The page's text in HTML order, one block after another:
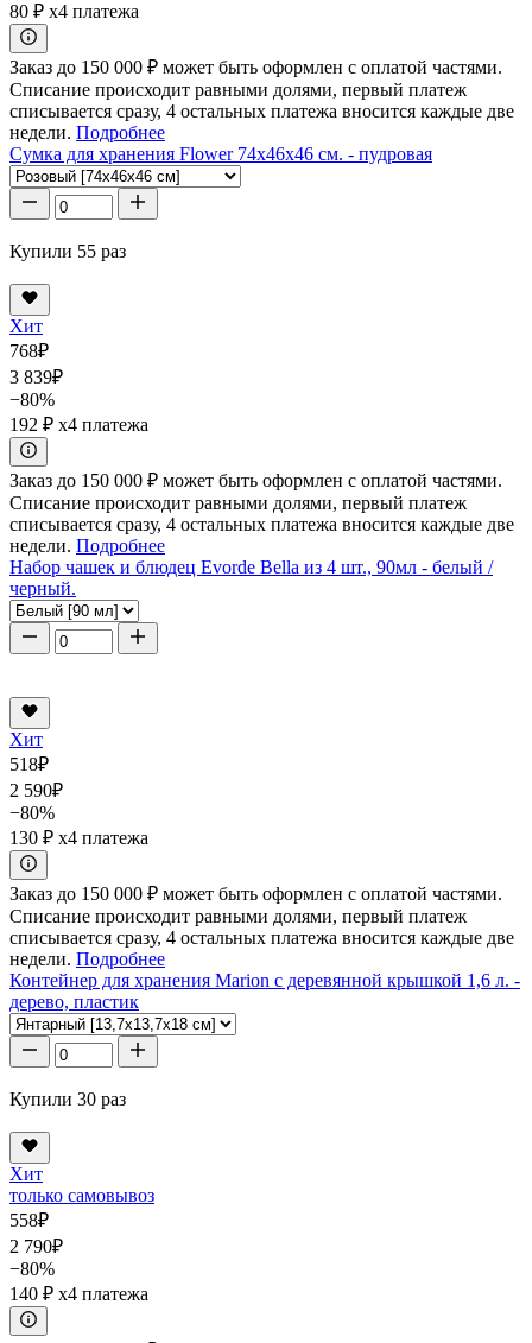
80 ₽ x4 платежа
Заказ до 150 000 ₽ может быть оформлен с оплатой частями.
Списание происходит равными долями, первый платеж
списывается сразу, 4 остальных платежа вносится каждые две
недели. Подробнее
Сумка для хранения Flower 74x46x46 см. - пудровая
Купили 55 раз
Хит
768₽
3 839₽
−80%
192 ₽ x4 платежа
Заказ до 150 000 ₽ может быть оформлен с оплатой частями.
Списание происходит равными долями, первый платеж
списывается сразу, 4 остальных платежа вносится каждые две
недели. Подробнее
Набор чашек и блюдец Evorde Bella из 4 шт., 90мл - белый /
черный.
Хит
518₽
2 590₽
−80%
130 ₽ x4 платежа
Заказ до 150 000 ₽ может быть оформлен с оплатой частями.
Списание происходит равными долями, первый платеж
списывается сразу, 4 остальных платежа вносится каждые две
недели. Подробнее
Контейнер для хранения Marion с деревянной крышкой 1,6 л. -
дерево, пластик
Купили 30 раз
Хит
только самовывоз
558₽
2 790₽
−80%
140 ₽ x4 платежа